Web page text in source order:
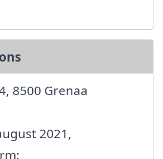
8500 Grenaa
2021,